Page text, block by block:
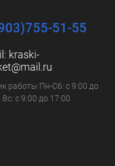
51-55
kraski-
работы Пн-Сб: с 9:00 до
Вс: с 9:00 до 17:00